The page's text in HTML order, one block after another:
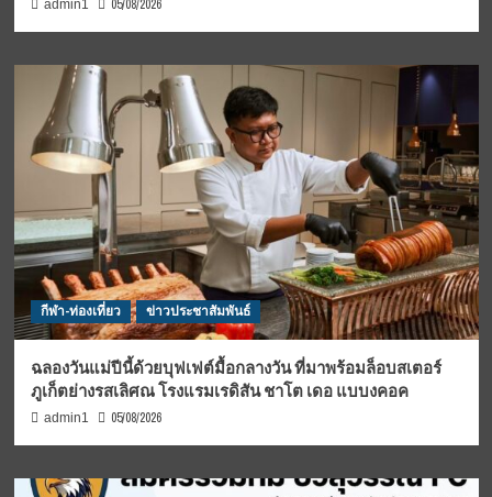
admin1 05/08/2026
กีฬา-ท่องเที่ยว ข่าวประชาสัมพันธ์
ฉลองวันแม่ปีนี้ด้วยบุฟเฟต์มื้อกลางวัน ที่มาพร้อมล็อบสเตอร์
ภูเก็ตย่างรสเลิศณ โรงแรมเรดิสัน ชาโต เดอ แบบงคอค
admin1 05/08/2026